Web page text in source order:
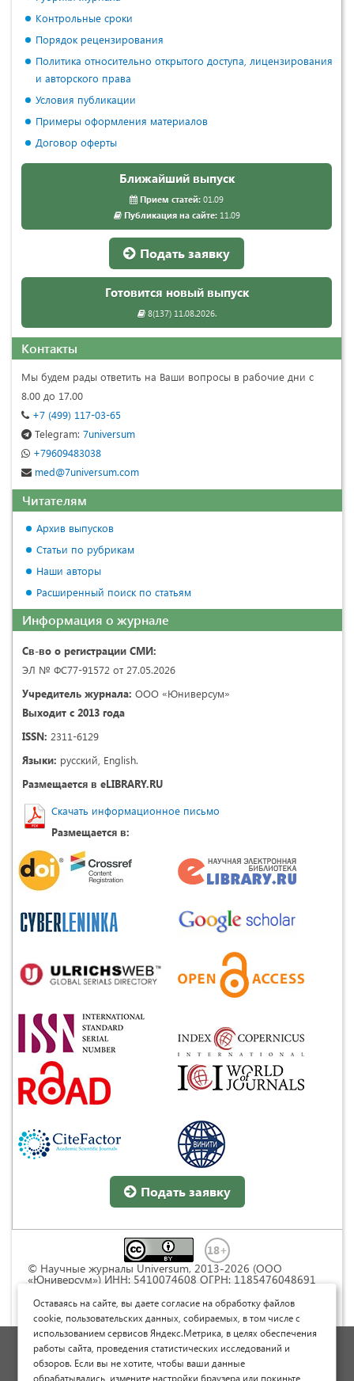
Контрольные сроки
Порядок рецензирования
Политика относительно открытого доступа, лицензирования
и авторского права
Условия публикации
Примеры оформления материалов
Договор оферты
Ближайший выпуск
Прием статей: 01.09
Публикация на сайте:11.09
Подать заявку
Готовится новый выпуск
8(137) 11.08.2026.
Контакты
Мы будем рады ответить на Ваши вопросы в рабочие дни с
8.00 до 17.00
+7 (499) 117-03-65
Telegram: 7universum
+79609483038
med@7universum.com
Читателям
Архив выпусков
Статьи по рубрикам
Наши авторы
Расширенный поиск по статьям
Информация о журнале
Св-во о регистрации СМИ:
ЭЛ № ФС77-91572 от 27.05.2026
Учредитель журнала: ООО «Юниверсум»
Выходит с 2013 года
ISSN: 2311-6129
Языки: русский, English.
Размещается в eLIBRARY.RU
Скачать информационное письмо
Размещается в:
Подать заявку
© Научные журналы Universum, 2013-2026 (ООО
«Юниверсум») ИНН: 5410074608 ОГРН: 1185476048691
Commons « Attribution» («Атрибуция») 4.0
Непортированная
Политика обработки персональных данных
Договор оферты
Оставаясь на сайте, вы даете согласие на обработку файлов
cookie, пользовательских данных, собираемых, в том числе с
использованием сервисов Яндекс.Метрика, в целях обеспечения
работы сайта, проведения статистических исследований и
обзоров. Если вы не хотите, чтобы ваши данные
обрабатывались, измените настройки браузера или покиньте